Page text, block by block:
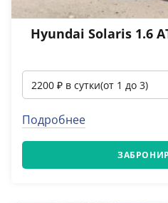
Hyundai Solaris 1.6
Подробнее